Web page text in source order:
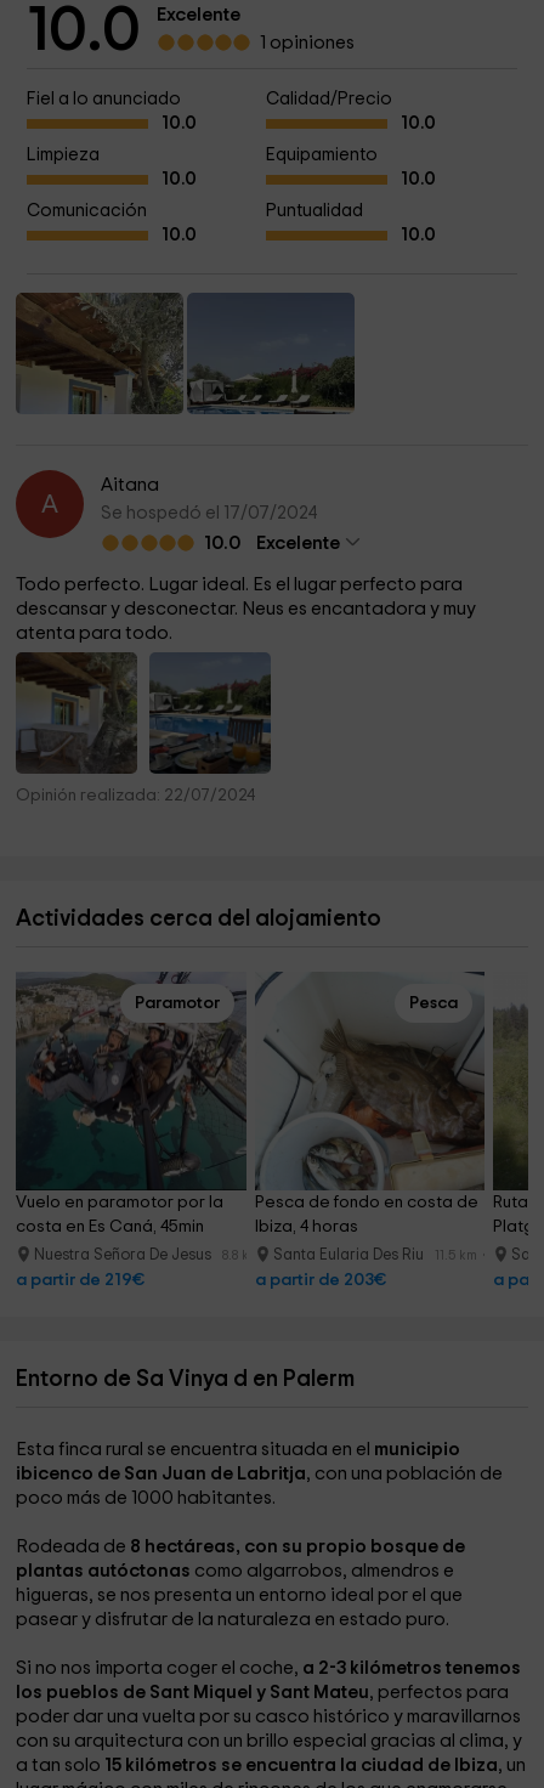
10.0
Excelente
1 opiniones
Fiel a lo anunciado
10.0
Calidad/Precio
10.0
Limpieza
10.0
Equipamiento
10.0
Comunicación
10.0
Puntualidad
10.0
A
Aitana
Se hospedó el 17/07/2024
10.0
Excelente
Todo perfecto. Lugar ideal. Es el lugar perfecto para
descansar y desconectar. Neus es encantadora y muy
atenta para todo.
Opinión realizada: 22/07/2024
Actividades cerca del alojamiento
Paramotor
Vuelo en paramotor por la
costa en Es Caná, 45min
Nuestra Señora De Jesus 8.8 km
a partir de 219€
Pesca
Pesca de fondo en costa de
Ibiza, 4 horas
Santa Eularia Des Riu 11.5 km
a partir de 203€
Ruta
a
Entorno de Sa Vinya d en Palerm
Esta finca rural se encuentra situada en el municipio
ibicenco de San Juan de Labritja, con una población de
poco más de 1000 habitantes.
Rodeada de 8 hectáreas, con su propio bosque de
plantas autóctonas como algarrobos, almendros e
higueras, se nos presenta un entorno ideal por el que
pasear y disfrutar de la naturaleza en estado puro.
Si no nos importa coger el coche, a 2-3 kilómetros tenemos
los pueblos de Sant Miquel y Sant Mateu, perfectos para
poder dar una vuelta por su casco histórico y maravillarnos
con su arquitectura con un brillo especial gracias al clima, y
a tan solo 15 kilómetros se encuentra la ciudad de Ibiza, un